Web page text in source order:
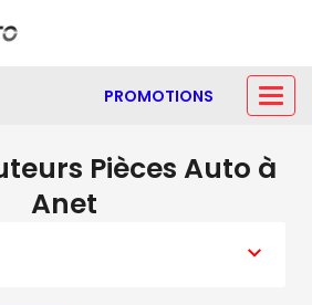
PROMOTIONS
Pièces Auto à
Anet